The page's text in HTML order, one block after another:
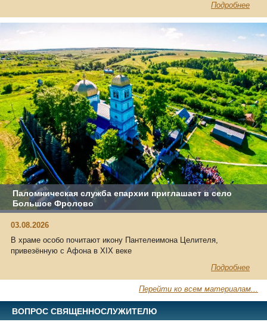
Подробнее
Паломническая служба епархии приглашает в село
Большое Фролово
03.08.2026
В храме особо почитают икону Пантелеимона Целителя,
привезённую с Афона в XIX веке
Подробнее
Перейти ко всем материалам...
ВОПРОС СВЯЩЕННОСЛУЖИТЕЛЮ